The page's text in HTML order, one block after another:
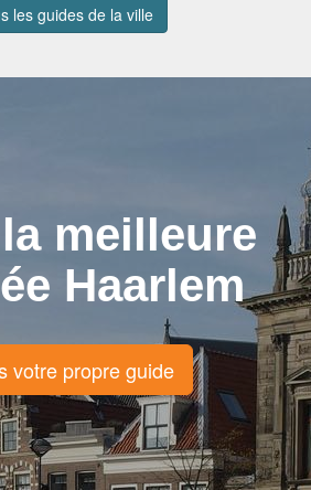
les guides de la ville
meilleure
Haarlem
votre propre guide